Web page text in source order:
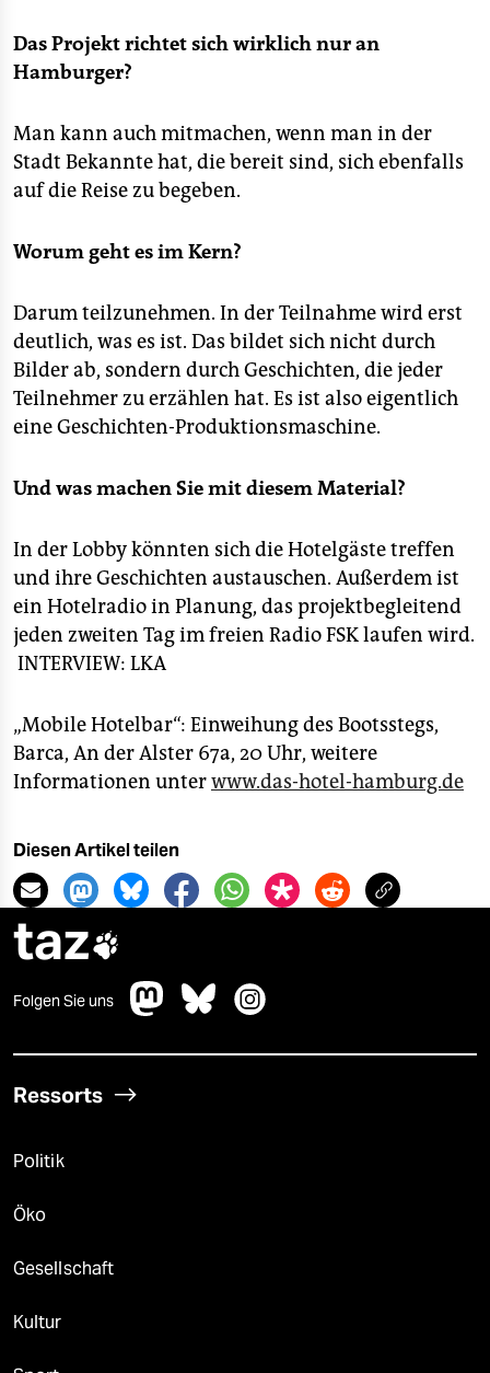
Das Projekt richtet sich wirklich nur an
Hamburger?
Man kann auch mitmachen, wenn man in der
Stadt Bekannte hat, die bereit sind, sich ebenfalls
auf die Reise zu begeben.
Worum geht es im Kern?
Darum teilzunehmen. In der Teilnahme wird erst
deutlich, was es ist. Das bildet sich nicht durch
Bilder ab, sondern durch Geschichten, die jeder
Teilnehmer zu erzählen hat. Es ist also eigentlich
eine Geschichten-Produktionsmaschine.
Und was machen Sie mit diesem Material?
In der Lobby könnten sich die Hotelgäste treffen
und ihre Geschichten austauschen. Außerdem ist
ein Hotelradio in Planung, das projektbegleitend
jeden zweiten Tag im freien Radio FSK laufen wird.
INTERVIEW: LKA
„Mobile Hotelbar“: Einweihung des Bootsstegs,
Barca, An der Alster 67a, 20 Uhr, weitere
Informationen unterwww.das-hotel-hamburg.de
Diesen Artikel teilen
taz
Folgen Sie uns
Ressorts
Politik
Öko
Gesellschaft
Kultur